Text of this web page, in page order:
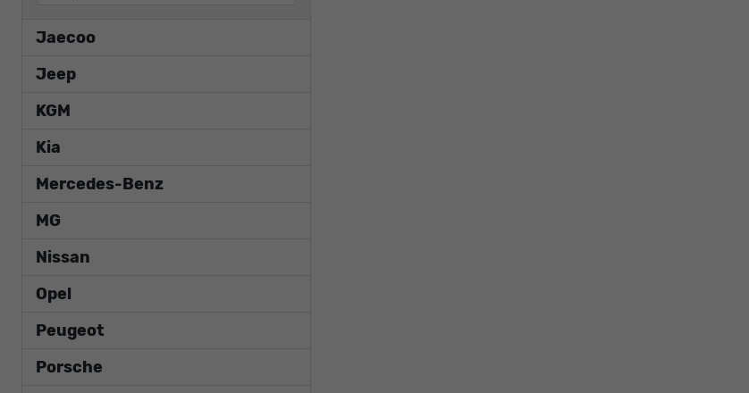
Jaecoo
Jeep
KGM
Kia
Mercedes-Benz
MG
Nissan
Opel
Peugeot
Porsche